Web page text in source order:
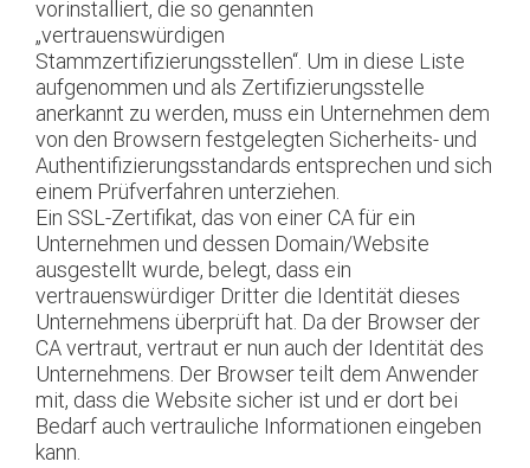
vorinstalliert, die so genannten
„vertrauenswürdigen
Stammzertifizierungsstellen“. Um in diese Liste
aufgenommen und als Zertifizierungsstelle
anerkannt zu werden, muss ein Unternehmen dem
von den Browsern festgelegten Sicherheits- und
Authentifizierungsstandards entsprechen und sich
einem Prüfverfahren unterziehen.
Ein SSL-Zertifikat, das von einer CA für ein
Unternehmen und dessen Domain/Website
ausgestellt wurde, belegt, dass ein
vertrauenswürdiger Dritter die Identität dieses
Unternehmens überprüft hat. Da der Browser der
CA vertraut, vertraut er nun auch der Identität des
Unternehmens. Der Browser teilt dem Anwender
mit, dass die Website sicher ist und er dort bei
Bedarf auch vertrauliche Informationen eingeben
kann.